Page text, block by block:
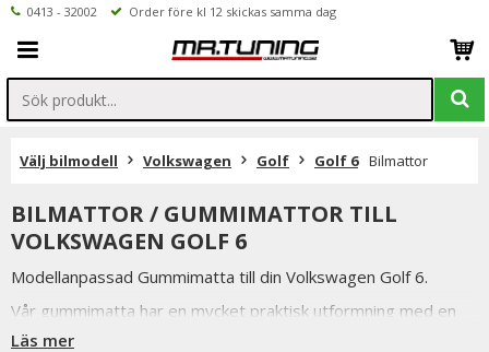
0413 - 32002 Order före kl 12 skickas samma dag
Välj bilmodell Volkswagen Golf Golf 6 Bilmattor
BILMATTOR / GUMMIMATTOR TILL
VOLKSWAGEN GOLF 6
Modellanpassad Gummimatta till din Volkswagen Golf 6.
Vår gummimatta har en mycket praktisk utformning med en
förhöjd kant som gör att smuts och vätskor stannar kvar på
Läs mer